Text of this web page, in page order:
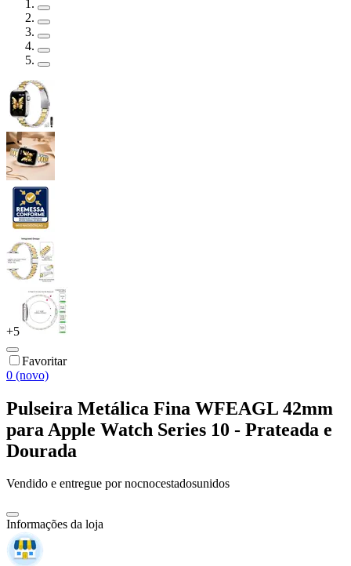
+5
Favoritar
0 (novo)
Pulseira Metálica Fina WFEAGL 42mm
para Apple Watch Series 10 - Prateada e
Dourada
Vendido e entregue por nocnocestadosunidos
Informações da loja